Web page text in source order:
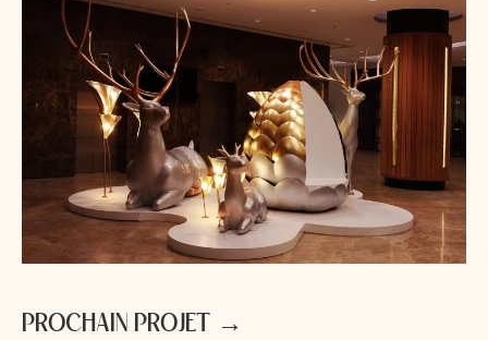
PROCHAIN PROJET →